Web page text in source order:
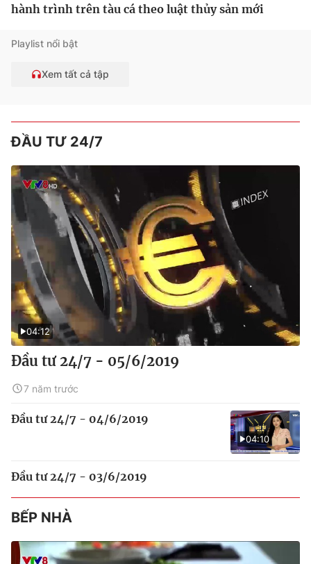
hành trình trên tàu cá theo luật thủy sản mới
Playlist nổi bật
Xem tất cả tập
ĐẦU TƯ 24/7
04:12
Đầu tư 24/7 - 05/6/2019
7 năm trước
04:10
Đầu tư 24/7 - 04/6/2019
Đầu tư 24/7 - 03/6/2019
BẾP NHÀ